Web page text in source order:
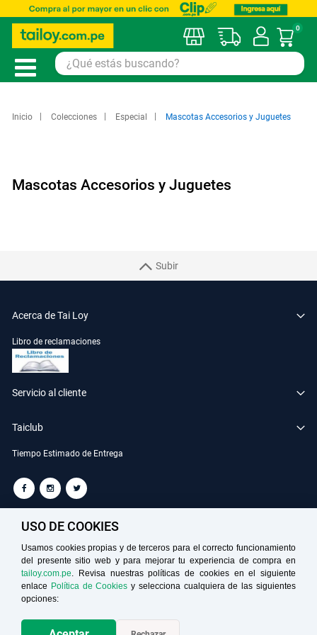
Mi
0
Inicio Colecciones Especial Mascotas Accesorios y Juguetes
Mascotas Accesorios y Juguetes
Subir
Acerca de Tai Loy
Libro de reclamaciones
Servicio al cliente
Taiclub
Tiempo Estimado de Entrega
TAILOY S.A. RUC: 20100049181
Medios de Pago
USO DE COOKIES
Usamos cookies propias y de terceros para el correcto funcionamiento
del presente sitio web y para mejorar tu experiencia de compra en
tailoy.com.pe. Revisa nuestras políticas de cookies en el siguiente
enlace Política de Cookies y selecciona cualquiera de las siguientes
opciones: